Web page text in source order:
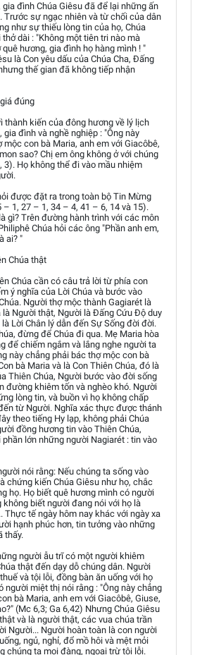
đình Chúa Giêsu đã để lại những ấn
Trước sự ngạc nhiên và từ chối của dân
như sự thiếu lòng tin của họ, Chúa
dài : "Không một tiên tri nào mà
hương, gia đình họ hàng mình ! "
là Con yêu dấu của Chúa Cha, Đấng
thế gian đã không tiếp nhận
đúng
thành kiến của đông hương về lý lịch
gia đình và nghề nghiệp : "Ông này
mộc con bà Maria, anh em với Giacôbê,
sao? Chị em ông không ở với chúng
3). Họ không thể đi vào mầu nhiệm
được đặt ra trong toàn bộ Tin Mừng
– 1, 27 – 1, 34 – 4, 41 – 6, 14 và 15).
gì? Trên đường hành trình với các môn
Chúa hỏi các ông "Phần anh em,
ai? "
Chúa thật
Chúa cần có câu trả lời từ phía con
ý nghĩa của Lời Chúa và bước vào
Người thợ mộc thành Gagiarét là
là Người thật, Người là Đấng Cứu Độ duy
Lời Chân lý dẫn đến Sự Sống đời đời.
đừng để Chúa đi qua. Mẹ Maria hòa
để chiếm ngắm và lắng nghe người ta
này chẳng phải bác thợ mộc con bà
bà Maria và là Con Thiên Chúa, đó là
Thiên Chúa, Người bước vào đời sống
đường khiêm tốn và nghèo khó. Người
lòng tin, và buồn vì họ không chấp
từ Người. Nghĩa xác thực được thánh
theo tiếng Hy lạp, không phải Chúa
đồng hương tin vào Thiên Chúa,
lớn những người Nagiarét : tin vào
nói rằng: Nếu chúng ta sống vào
chứng kiến Chúa Giêsu như họ, chắc
họ. Họ biết quê hương mình có người
không biết người đang nói với họ là
Thực tế ngày hôm nay khác với ngày xa
hạnh phúc hơn, tin tưởng vào những
thấy.
người ẫu trĩ có một người khiêm
thật đến dạy dỗ chúng dân. Người
và tội lỗi, đồng bàn ăn uống với họ
người miệt thị nói rằng : "Ông này chẳng
bà Maria, anh em với Giacôbê, Giuse,
(Mc 6,3; Ga 6,42) Nhưng Chúa Giêsu
và là người thật, các vua chúa trần
Người... Người hoàn toàn là con người
ngủ, nghỉ, đổ mồ hôi và mệt mỏi
chúng ta mọi đàng, ngoại trừ tội lỗi.